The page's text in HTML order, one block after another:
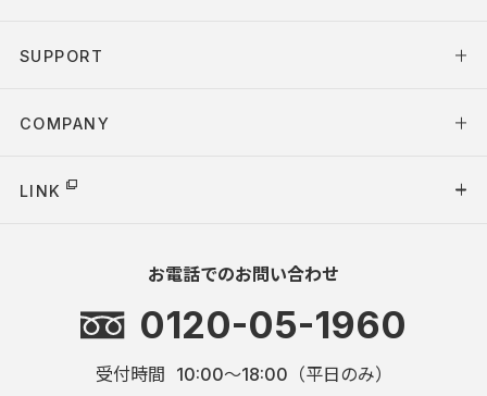
SUPPORT
COMPANY
LINK
お電話でのお問い合わせ
0120-05-1960
受付時間 10:00～18:00（平日のみ）